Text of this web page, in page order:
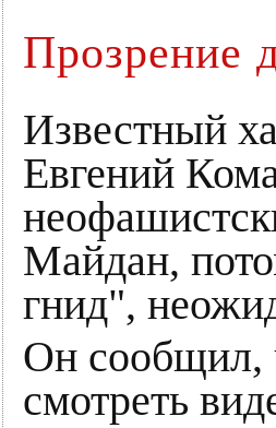
Прозрение
Известный
Евгений
Майдан,
гнид",
Он сообщил,
смотреть